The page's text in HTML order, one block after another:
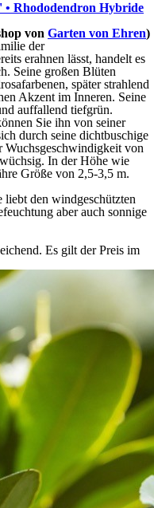
Rhododendron Hybride
von Garten von Ehren)
der
erahnen lässt, handelt es
Seine großen Blüten
später strahlend
Akzent im Inneren. Seine
auffallend tiefgrün.
Sie ihn von seiner
durch seine dichtbuschige
Wuchsgeschwindigkeit von
In der Höhe wie
Größe von 2,5-3,5 m.
den windgeschützten
aber auch sonnige
Es gilt der Preis im